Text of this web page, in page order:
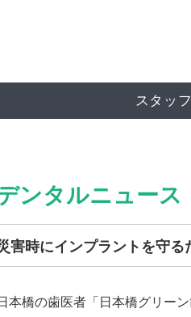
スタッ
ンタルニュース
害時にインプラントを守
本橋の歯医者「日本橋グリー